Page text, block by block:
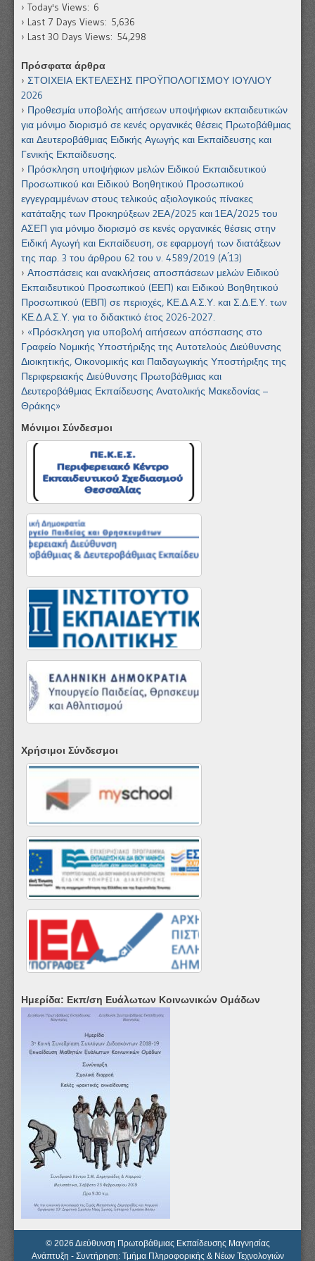
Today's Views: 6
Last 7 Days Views: 5,636
Last 30 Days Views: 54,298
Πρόσφατα άρθρα
ΣΤΟΙΧΕΙΑ ΕΚΤΕΛΕΣΗΣ ΠΡΟΫΠΟΛΟΓΙΣΜΟΥ ΙΟΥΛΙΟΥ
2026
Προθεσμία υποβολής αιτήσεων υποψήφιων εκπαιδευτικών
για μόνιμο διορισμό σε κενές οργανικές θέσεις Πρωτοβάθμιας
και Δευτεροβάθμιας Ειδικής Αγωγής και Εκπαίδευσης και
Γενικής Εκπαίδευσης.
Πρόσκληση υποψήφιων μελών Ειδικού Εκπαιδευτικού
Προσωπικού και Ειδικού Βοηθητικού Προσωπικού
εγγεγραμμένων στους τελικούς αξιολογικούς πίνακες
κατάταξης των Προκηρύξεων 2ΕΑ/2025 και 1ΕΑ/2025 του
ΑΣΕΠ για μόνιμο διορισμό σε κενές οργανικές θέσεις στην
Ειδική Αγωγή και Εκπαίδευση, σε εφαρμογή των διατάξεων
της παρ. 3 του άρθρου 62 του ν. 4589/2019 (Α ́13)
Αποσπάσεις και ανακλήσεις αποσπάσεων μελών Ειδικού
Εκπαιδευτικού Προσωπικού (ΕΕΠ) και Ειδικού Βοηθητικού
Προσωπικού (ΕΒΠ) σε περιοχές, ΚΕ.Δ.Α.Σ.Υ. και Σ.Δ.Ε.Υ. των
ΚΕ.Δ.Α.Σ.Υ. για το διδακτικό έτος 2026-2027.
«Πρόσκληση για υποβολή αιτήσεων απόσπασης στο
Γραφείο Νομικής Υποστήριξης της Αυτοτελούς Διεύθυνσης
Διοικητικής, Οικονομικής και Παιδαγωγικής Υποστήριξης της
Περιφερειακής Διεύθυνσης Πρωτοβάθμιας και
Δευτεροβάθμιας Εκπαίδευσης Ανατολικής Μακεδονίας –
Θράκης»
Μόνιμοι Σύνδεσμοι
Χρήσιμοι Σύνδεσμοι
Ημερίδα: Εκπ/ση Ευάλωτων Κοινωνικών Ομάδων
© 2026 Διεύθυνση Πρωτοβάθμιας Εκπαίδευσης Μαγνησίας
Ανάπτυξη - Συντήρηση: Τμήμα Πληροφορικής & Νέων Τεχνολογιών